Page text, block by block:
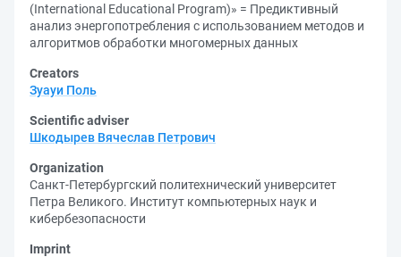
(International Educational Program)» = Предиктивный
анализ энергопотребления с использованием методов и
алгоритмов обработки многомерных данных
Creators
Зуауи Поль
Scientific adviser
Шкодырев Вячеслав Петрович
Organization
Санкт-Петербургский политехнический университет
Петра Великого. Институт компьютерных наук и
кибербезопасности
Imprint